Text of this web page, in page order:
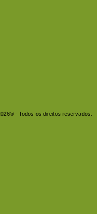
- Todos os direitos reservados.